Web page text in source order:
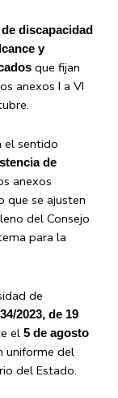
discapacidad
y
que fijan
anexos I a VI
el sentido
de
anexos
que se ajusten
del Consejo
para la
de
2023, de 19
el 5 de agosto
uniforme del
del Estado.